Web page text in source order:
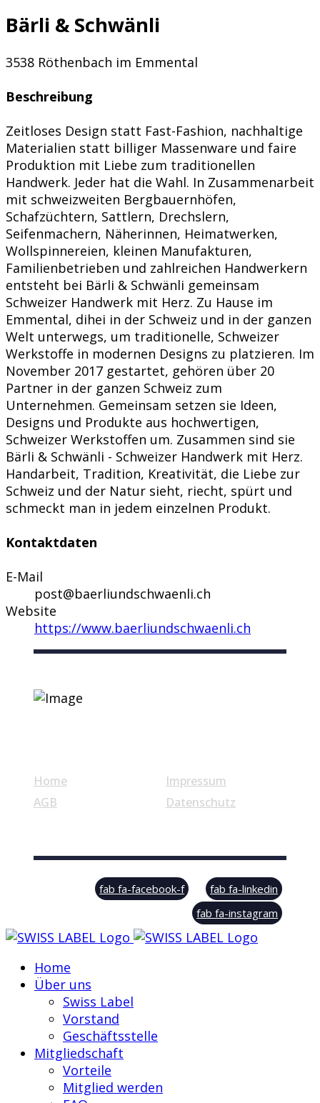
Bärli & Schwänli
3538 Röthenbach im Emmental
Beschreibung
Zeitloses Design statt Fast-Fashion, nachhaltige
Materialien statt billiger Massenware und faire
Produktion mit Liebe zum traditionellen
Handwerk. Jeder hat die Wahl. In Zusammenarbeit
mit schweizweiten Bergbauernhöfen,
Schafzüchtern, Sattlern, Drechslern,
Seifenmachern, Näherinnen, Heimatwerken,
Wollspinnereien, kleinen Manufakturen,
Familienbetrieben und zahlreichen Handwerkern
entsteht bei Bärli & Schwänli gemeinsam
Schweizer Handwerk mit Herz. Zu Hause im
Emmental, dihei in der Schweiz und in der ganzen
Welt unterwegs, um traditionelle, Schweizer
Werkstoffe in modernen Designs zu platzieren. Im
November 2017 gestartet, gehören über 20
Partner in der ganzen Schweiz zum
Unternehmen. Gemeinsam setzen sie Ideen,
Designs und Produkte aus hochwertigen,
Schweizer Werkstoffen um. Zusammen sind sie
Bärli & Schwänli - Schweizer Handwerk mit Herz.
Handarbeit, Tradition, Kreativität, die Liebe zur
Schweiz und der Natur sieht, riecht, spürt und
schmeckt man in jedem einzelnen Produkt.
Kontaktdaten
E-Mail
post@baerliundschwaenli.ch
Website
https://www.baerliundschwaenli.ch
Home
AGB
Impressum
Datenschutz
© Swiss Label, All rights reserved
fab fa-facebook-f
fab fa-linkedin
fab fa-instagram
Home
Über uns
Swiss Label
Vorstand
Geschäftsstelle
Mitgliedschaft
Vorteile
Mitglied werden